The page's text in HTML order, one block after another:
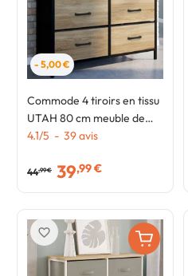
- 5,00 €
Commode 4 tiroirs en tissu
UTAH 80 cm meuble de
rangement design
4.1/5 - 39avis
44,99 € 39,99 €
favorite_border